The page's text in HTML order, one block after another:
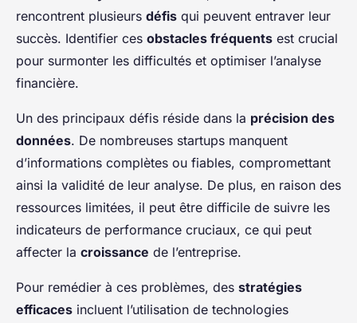
rencontrent plusieurs défis qui peuvent entraver leur
succès. Identifier ces obstacles fréquents est crucial
pour surmonter les difficultés et optimiser l’analyse
financière.
Un des principaux défis réside dans la précision des
données. De nombreuses startups manquent
d’informations complètes ou fiables, compromettant
ainsi la validité de leur analyse. De plus, en raison des
ressources limitées, il peut être difficile de suivre les
indicateurs de performance cruciaux, ce qui peut
affecter la croissance de l’entreprise.
Pour remédier à ces problèmes, des stratégies
efficaces incluent l’utilisation de technologies